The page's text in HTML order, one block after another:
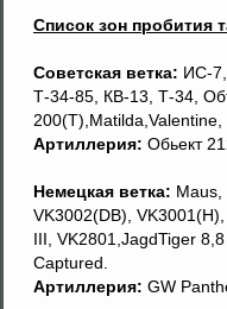
Список зон пробития
Советская ветка: ИС-
Т-34-85, КВ-13, Т-34,
Артиллерия: Обьект
Немецкая ветка: Мaus,
VK3002(DB),
III, VK2801,JagdTiger
Captured.
Артиллерия: GW